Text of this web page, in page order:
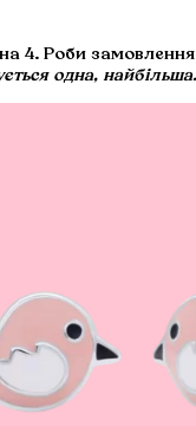
4. Роби
одна, найбільша.